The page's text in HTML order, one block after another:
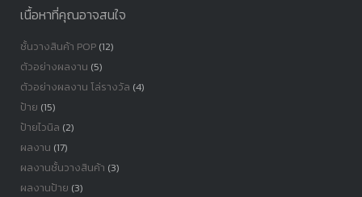
เนื้อหาที่คุณอาจสนใจ
ชั้นวางสินค้า POP(12)
ตัวอย่างผลงาน (5)
ตัวอย่างผลงาน โล่รางวัล (4)
ป้าย (15)
ป้ายไวนิล (2)
ผลงาน (17)
ผลงานชั้นวางสินค้า (3)
ผลงานป้าย (3)